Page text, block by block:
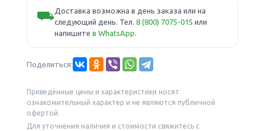
⛟Доставка возможна в день заказа или на
следующий день. Тел. 8 (800) 7075-015 или
напишите в WhatsApp.
Поделиться:
Приведённые цены и характеристики носят
ознакомительный характер и не являются публичной
офертой.
Для уточнения наличия и стоимости свяжитесь с